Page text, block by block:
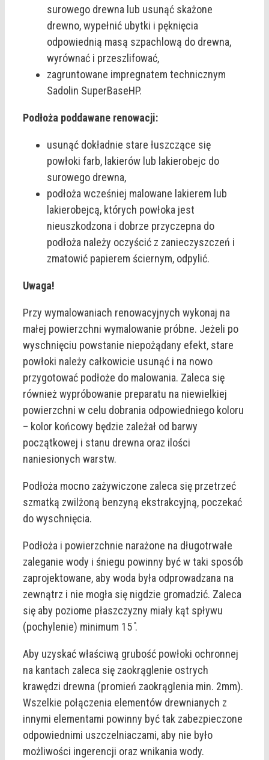
surowego drewna lub usunąć skażone
drewno, wypełnić ubytki i pęknięcia
odpowiednią masą szpachlową do drewna,
wyrównać i przeszlifować,
zagruntowane impregnatem technicznym
Sadolin SuperBaseHP.
Podłoża poddawane renowacji:
usunąć dokładnie stare łuszczące się
powłoki farb, lakierów lub lakierobejc do
surowego drewna,
podłoża wcześniej malowane lakierem lub
lakierobejcą, których powłoka jest
nieuszkodzona i dobrze przyczepna do
podłoża należy oczyścić z zanieczyszczeń i
zmatowić papierem ściernym, odpylić.
Uwaga!
Przy wymalowaniach renowacyjnych wykonaj na
małej powierzchni wymalowanie próbne. Jeżeli po
wyschnięciu powstanie niepożądany efekt, stare
powłoki należy całkowicie usunąć i na nowo
przygotować podłoże do malowania. Zaleca się
również wypróbowanie preparatu na niewielkiej
powierzchni w celu dobrania odpowiedniego koloru
– kolor końcowy będzie zależał od barwy
początkowej i stanu drewna oraz ilości
naniesionych warstw.
Podłoża mocno zażywiczone zaleca się przetrzeć
szmatką zwilżoną benzyną ekstrakcyjną, poczekać
do wyschnięcia.
Podłoża i powierzchnie narażone na długotrwałe
zaleganie wody i śniegu powinny być w taki sposób
zaprojektowane, aby woda była odprowadzana na
zewnątrz i nie mogła się nigdzie gromadzić. Zaleca
się aby poziome płaszczyzny miały kąt spływu
(pochylenie) minimum 15 ̊.
Aby uzyskać właściwą grubość powłoki ochronnej
na kantach zaleca się zaokrąglenie ostrych
krawędzi drewna (promień zaokrąglenia min. 2mm).
Wszelkie połączenia elementów drewnianych z
innymi elementami powinny być tak zabezpieczone
odpowiednimi uszczelniaczami, aby nie było
możliwości ingerencji oraz wnikania wody.